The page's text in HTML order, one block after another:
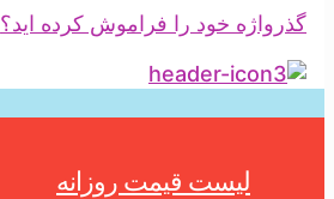
گذرواژه خود را فراموش کرده اید؟
لیست قیمت روزانه